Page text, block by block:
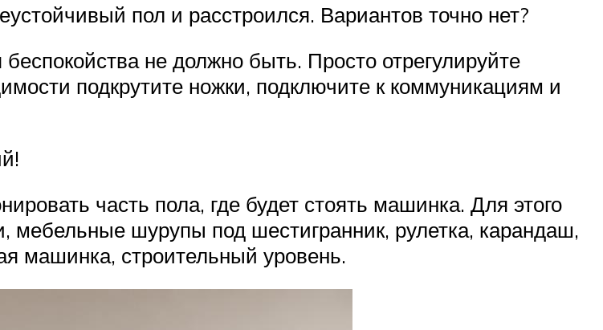
пол и расстроился. Вариантов точно нет?
не должно быть. Просто отрегулируйте
подкрутите ножки, подключите к коммуникациям и
часть пола, где будет стоять машинка. Для этого
шурупы под шестигранник, рулетка, карандаш,
машинка, строительный уровень.